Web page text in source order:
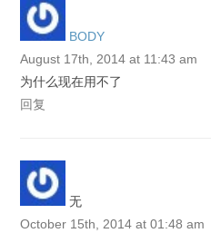
BODY
August 17th, 2014 at 11:43 am
为什么现在用不了
回复
无
October 15th, 2014 at 01:48 am